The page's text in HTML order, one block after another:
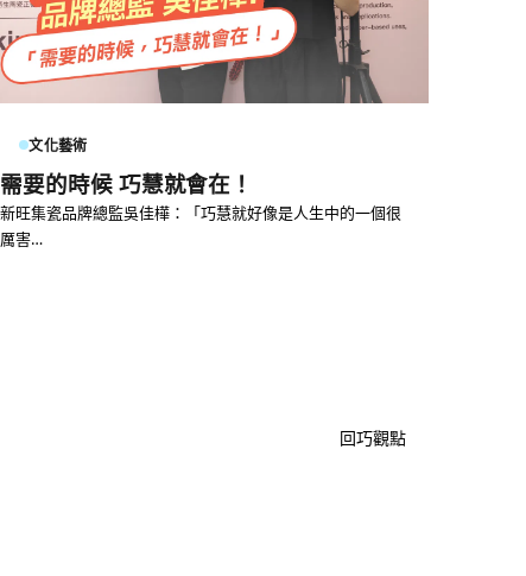
文化藝術
需要的時候 巧慧就會在！
新旺集瓷品牌總監吳佳樺：「巧慧就好像是人生中的一個很
厲害…
回巧觀點